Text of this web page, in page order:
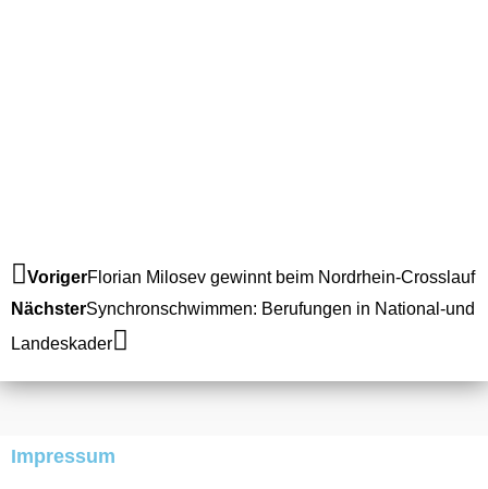
VorigerFlorian Milosev gewinnt beim Nordrhein-Crosslauf
NächsterSynchronschwimmen: Berufungen in National-und
Landeskader
Impressum